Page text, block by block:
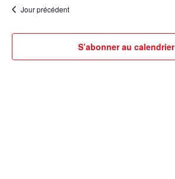
Jour précédent
S’abonner au calendrier